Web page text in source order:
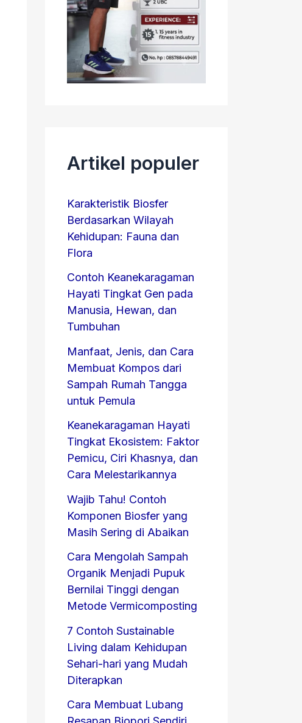
Artikel populer
Karakteristik Biosfer
Berdasarkan Wilayah
Kehidupan: Fauna dan
Flora
Contoh Keanekaragaman
Hayati Tingkat Gen pada
Manusia, Hewan, dan
Tumbuhan
Manfaat, Jenis, dan Cara
Membuat Kompos dari
Sampah Rumah Tangga
untuk Pemula
Keanekaragaman Hayati
Tingkat Ekosistem: Faktor
Pemicu, Ciri Khasnya, dan
Cara Melestarikannya
Wajib Tahu! Contoh
Komponen Biosfer yang
Masih Sering di Abaikan
Cara Mengolah Sampah
Organik Menjadi Pupuk
Bernilai Tinggi dengan
Metode Vermicomposting
7 Contoh Sustainable
Living dalam Kehidupan
Sehari-hari yang Mudah
Diterapkan
Cara Membuat Lubang